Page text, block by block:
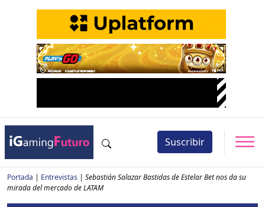
Suscribir
Portada | Entrevistas | Sebastián Salazar Bastidas de Estelar Bet nos da su
mirada del mercado de LATAM